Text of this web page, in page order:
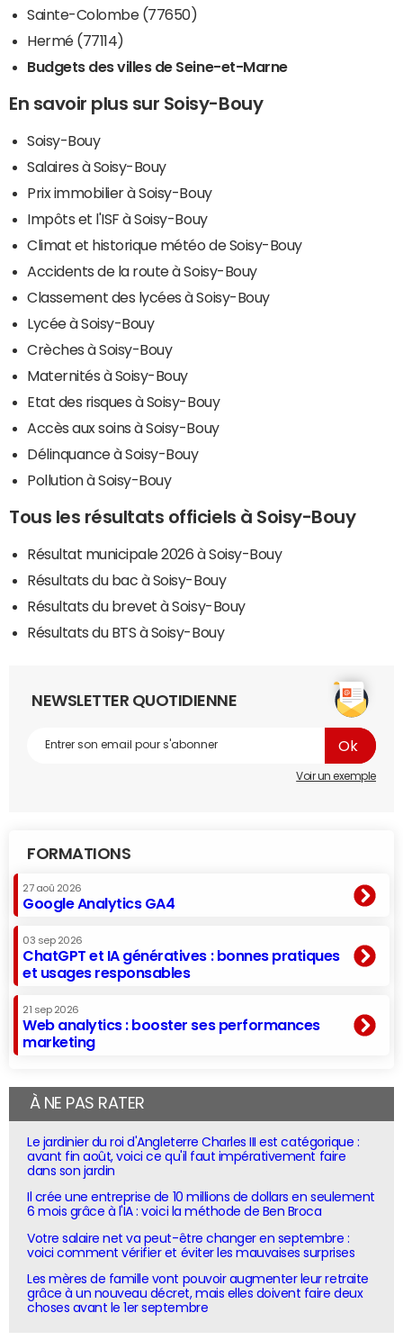
Sainte-Colombe (77650)
Hermé (77114)
Budgets des villes de Seine-et-Marne
En savoir plus sur Soisy-Bouy
Soisy-Bouy
Salaires à Soisy-Bouy
Prix immobilier à Soisy-Bouy
Impôts et l'ISF à Soisy-Bouy
Climat et historique météo de Soisy-Bouy
Accidents de la route à Soisy-Bouy
Classement des lycées à Soisy-Bouy
Lycée à Soisy-Bouy
Crèches à Soisy-Bouy
Maternités à Soisy-Bouy
Etat des risques à Soisy-Bouy
Accès aux soins à Soisy-Bouy
Délinquance à Soisy-Bouy
Pollution à Soisy-Bouy
Tous les résultats officiels à Soisy-Bouy
Résultat municipale 2026 à Soisy-Bouy
Résultats du bac à Soisy-Bouy
Résultats du brevet à Soisy-Bouy
Résultats du BTS à Soisy-Bouy
NEWSLETTER QUOTIDIENNE
Voir un exemple
FORMATIONS
27 aoû 2026
Google Analytics GA4
03 sep 2026
ChatGPT et IA génératives : bonnes pratiques
et usages responsables
21 sep 2026
Web analytics : booster ses performances
marketing
À NE PAS RATER
Le jardinier du roi d'Angleterre Charles III est catégorique :
avant fin août, voici ce qu'il faut impérativement faire
dans son jardin
Il crée une entreprise de 10 millions de dollars en seulement
6 mois grâce à l'IA : voici la méthode de Ben Broca
Votre salaire net va peut-être changer en septembre :
voici comment vérifier et éviter les mauvaises surprises
Les mères de famille vont pouvoir augmenter leur retraite
grâce à un nouveau décret, mais elles doivent faire deux
choses avant le 1er septembre